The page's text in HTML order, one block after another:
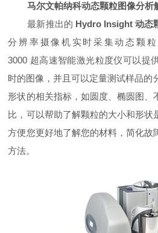
马尔文帕纳科动态颗粒图像分析
最新推出的 Hydro Insight 动态
分辨率摄像机实时采集动态颗粒
3000 超高速智能激光粒度仪可以提
时的图像，并且可以定量测试样品的
形状的相关指标，如圆度、椭圆图、
比，可以帮助了解颗粒的大小和形状
方便您更好地了解您的材料，简化故
方法。